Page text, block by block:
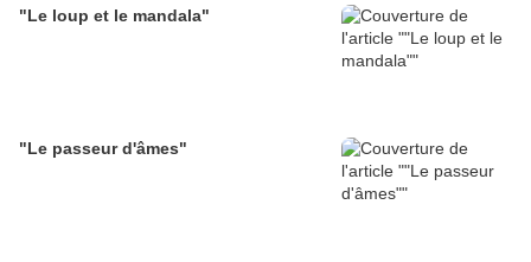
"Le loup et le mandala"
"Le passeur d'âmes"